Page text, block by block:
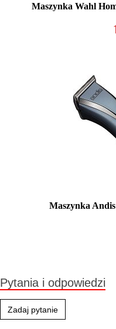
Maszynka Wahl
Maszynka
Pytania i odpowiedzi
Zadaj pytanie